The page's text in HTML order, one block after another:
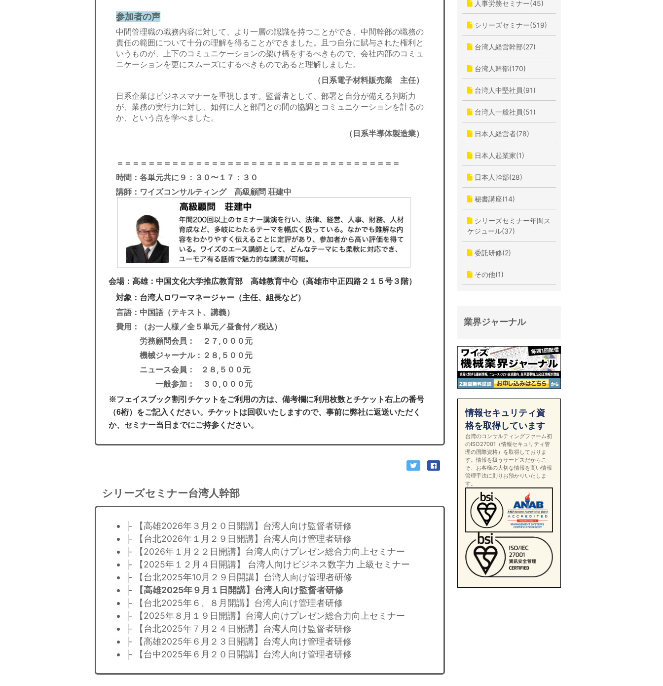
参加者の声
中間管理職の職務内容に対して、より一層の認識を持つことができ、中間幹部の職務の
責任の範囲について十分の理解を得ることができました。且つ自分に賦与された権利と
いうものが、上下のコミュニケーションの架け橋をするべきもので、会社内部のコミュ
ニケーションを更にスムーズにするべきものであると理解しました。
（日系電子材料販売業 主任）
日系企業はビジネスマナーを重視します。監督者として、部署と自分が備える判断力
が、業務の実行力に対し、如何に人と部門との間の協調とコミュニケーションを計るの
か、という点を学べました。
（日系半導体製造業）
＝＝＝＝＝＝＝＝＝＝＝＝＝＝＝＝＝＝＝＝＝＝＝＝＝＝＝＝＝＝＝＝＝＝＝＝
時間：各単元共に９：３０〜１７：３０
講師：ワイズコンサルティング 高級顧問 荘建中
会場：高雄：中国文化大学推広教育部 高雄教育中心（高雄市中正四路２１５号３階）
対象：台湾人ロワーマネージャー（主任、組長など）
言語：中国語（テキスト、講義）
費用：（お一人様／全５単元／昼食付／税込）
労務顧問会員： ２７,０００元
機械ジャーナル：２８,５００元
ニュース会員： ２８,５００元
一般参加： ３０,０００元
※フェイスブック割引チケットをご利用の方は、備考欄に利用枚数とチケット右上の番号
（6桁）をご記入ください。チケットは回収いたしますので、事前に弊社に返送いただく
か、セミナー当日までにご持参ください。
シリーズセミナー台湾人幹部
├ 【高雄2026年３月２０日開講】台湾人向け監督者研修
├ 【台北2026年１月２９日開講】台湾人向け管理者研修
├ 【2026年１月２２日開講】台湾人向けプレゼン総合力向上セミナー
├ 【2025年１２月４日開講】 台湾人向けビジネス数字力 上級セミナー
├ 【台北2025年10月２９日開講】台湾人向け管理者研修
├
【高雄2025年９月１日開講】台湾人向け監督者研修
├ 【台北2025年６、８月開講】台湾人向け管理者研修
├ 【2025年８月１９日開講】台湾人向けプレゼン総合力向上セミナー
├ 【台北2025年７月２４日開講】台湾人向け監督者研修
├ 【高雄2025年６月２３日開講】台湾人向け管理者研修
├ 【台中2025年６月２０日開講】台湾人向け管理者研修
人事労務セミナー(45)
シリーズセミナー(519)
台湾人経営幹部(27)
台湾人幹部(170)
台湾人中堅社員(91)
台湾人一般社員(51)
日本人経営者(78)
日本人起業家(1)
日本人幹部(28)
秘書講座(14)
シリーズセミナー年間ス
ケジュール(37)
委託研修(2)
その他(1)
業界ジャーナル
情報セキュリティ資
格を取得しています
台湾のコンサルティングファーム初
のISO27001（情報セキュリティ管
理の国際資格）を取得しておりま
す。情報を扱うサービスだからこ
そ、お客様の大切な情報を高い情報
管理手法に則りお預かりいたしま
す。